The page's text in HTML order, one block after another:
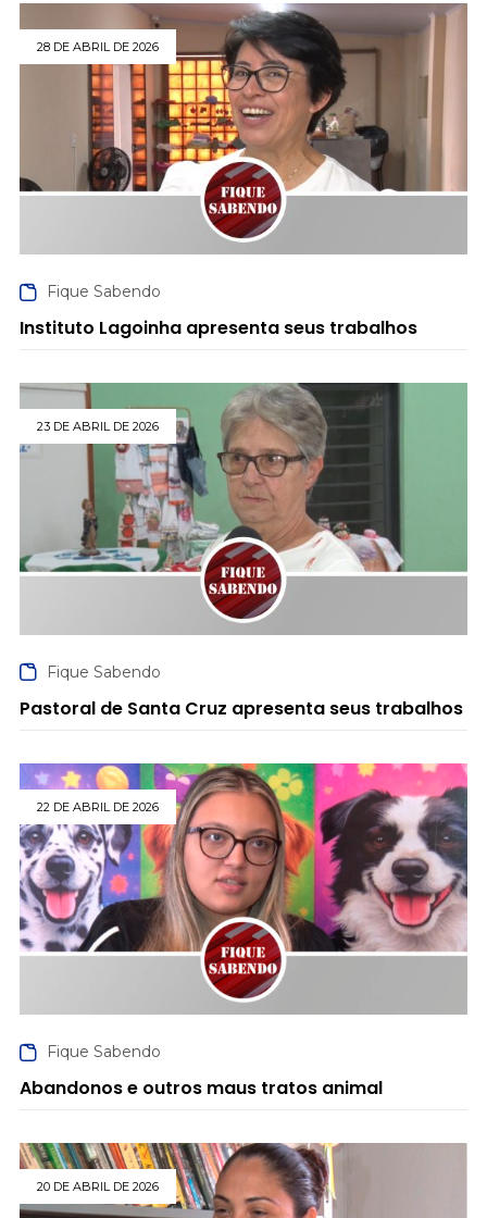
28 DE ABRIL DE 2026
Fique Sabendo
Instituto Lagoinha apresenta seus trabalhos
23 DE ABRIL DE 2026
Fique Sabendo
Pastoral de Santa Cruz apresenta seus trabalhos
22 DE ABRIL DE 2026
Fique Sabendo
Abandonos e outros maus tratos animal
20 DE ABRIL DE 2026